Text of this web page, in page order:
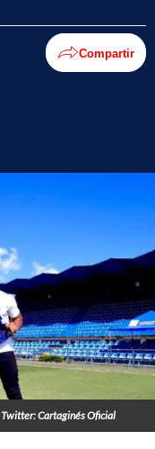
Compartir
Twitter: Cartaginés Oficial